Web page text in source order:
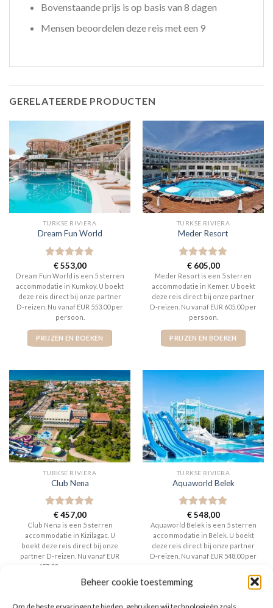
Beheer cookie toestemming
Bovenstaande prijs is op basis van 8 dagen
Mensen beoordelen deze reis met een 9
GERELATEERDE PRODUCTEN
TURKSE RIVIERA
Dream Fun World
Gewaardeerd
5uit 5
€553,00
Dream Fun World is een 5 sterren
accommodatie in Kumkoy. U boekt
deze reis direct bij onze partner
D-reizen. Nu vanaf EUR 553.00 per
persoon.
PRIJZEN EN BOEKEN
TURKSE RIVIERA
Meder Resort
Gewaardeerd
5uit 5
€605,00
Meder Resort is een 5 sterren
accommodatie in Kemer. U boekt
deze reis direct bij onze partner
D-reizen. Nu vanaf EUR 605.00 per
persoon.
PRIJZEN EN BOEKEN
TURKSE RIVIERA
Club Nena
Gewaardeerd
5uit 5
€457,00
Club Nena is een 5 sterren
accommodatie in Kizilagac. U
boekt deze reis direct bij onze
partner D-reizen. Nu vanaf EUR
457.00 per persoon.
PRIJZEN EN BOEKEN
TURKSE RIVIERA
Aquaworld Belek
Gewaardeerd
5uit 5
€548,00
Aquaworld Belek is een 5 sterren
accommodatie in Belek. U boekt
deze reis direct bij onze partner
D-reizen. Nu vanaf EUR 548.00 per
PRIJZEN EN BOEKEN